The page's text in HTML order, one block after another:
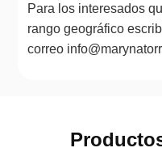
Para los interesados
rango geográfico
correo